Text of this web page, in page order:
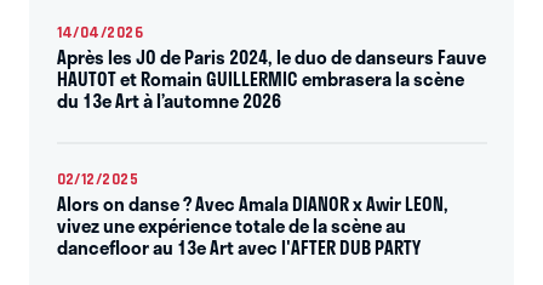
14/04/2026
Après les JO de Paris 2024, le duo de danseurs Fauve
HAUTOT et Romain GUILLERMIC embrasera la scène
du 13e Art à l’automne 2026
02/12/2025
Alors on danse ? Avec Amala DIANOR x Awir LEON,
vivez une expérience totale de la scène au
dancefloor au 13e Art avec l'AFTER DUB PARTY